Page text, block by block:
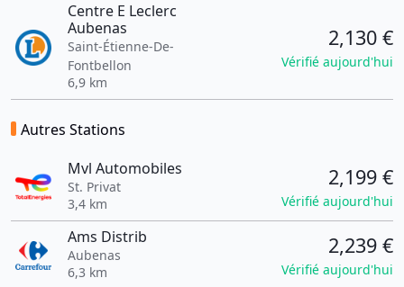
Centre E Leclerc
Aubenas
Saint-Étienne-De-
Fontbellon
6,9 km
2,130 €
Vérifié aujourd'hui
Autres Stations
Mvl Automobiles
St. Privat
3,4 km
2,199 €
Vérifié aujourd'hui
Ams Distrib
Aubenas
6,3 km
2,239 €
Vérifié aujourd'hui